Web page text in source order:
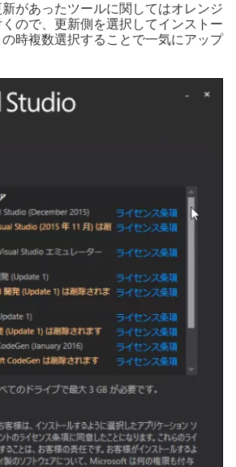
新があったツールに関してはオレンジ
ので、更新側を選択してインストー
時複数選択することで一気にアップ